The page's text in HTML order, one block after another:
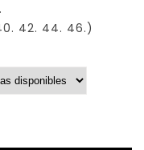
42. 44. 46.)